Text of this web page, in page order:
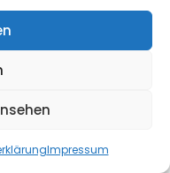
Impressum
gekürzt wird.
IP-Adresse an
übertragen und
dieser
um
mit der